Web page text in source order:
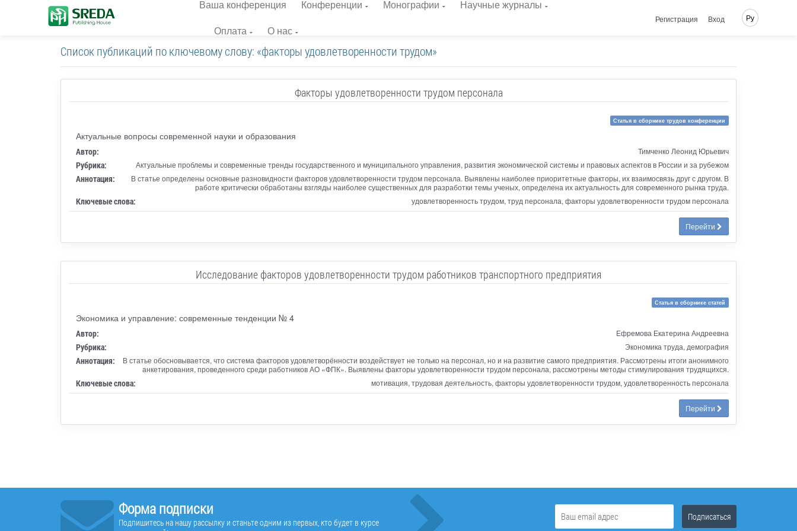
Ваша конференция Конференции Монографии
Научные журналы
Оплата
О нас
Регистрация Вход Ру
Список публикаций по ключевому слову: «факторы удовлетворенности трудом»
Факторы удовлетворенности трудом персонала
Статья в сборнике трудов конференции
Актуальные вопросы современной науки и образования
Автор: Тимченко Леонид Юрьевич
Рубрика: Актуальные проблемы и современные тренды государственного и муниципального управления, развития экономической системы и правовых аспектов в России и за рубежом
Аннотация:
В статье определены основные разновидности факторов удовлетворенности трудом персонала. Выявлены наиболее приоритетные факторы, их взаимосвязь друг с другом. В
работе критически обработаны взгляды наиболее существенных для разработки темы ученых, определена их актуальность для современного рынка труда.
Ключевые слова: удовлетворенность трудом, труд персонала, факторы удовлетворенности трудом персонала
Перейти
Исследование факторов удовлетворенности трудом работников транспортного предприятия
Статья в сборнике статей
Экономика и управление: современные тенденции № 4
Автор: Ефремова Екатерина Андреевна
Рубрика: Экономика труда, демография
Аннотация:
В статье обосновывается, что система факторов удовлетворённости воздействует не только на персонал, но и на развитие самого предприятия. Рассмотрены итоги анонимного
анкетирования, проведенного среди работников АО «ФПК». Выявлены факторы удовлетворенности трудом персонала, рассмотрены методы стимулирования трудящихся.
Ключевые слова: мотивация, трудовая деятельность, факторы удовлетворенности трудом, удовлетворенность персонала
Перейти
Форма подписки
Подпишитесь на нашу рассылку и станьте одним из первых, кто будет в курсе